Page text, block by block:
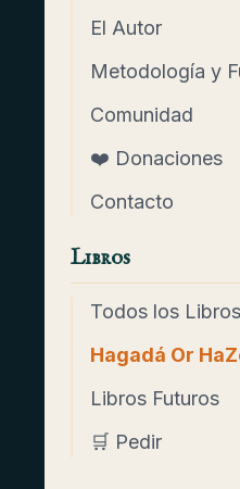
El Autor
Metodología y
Comunidad
❤️ Donaciones
Contacto
Libros
Todos los Libros
Hagadá Or
Libros Futuros
🛒 Pedir